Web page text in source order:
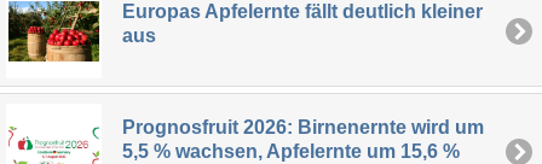
Europas Apfelernte fällt deutlich kleiner
aus
Prognosfruit 2026: Birnenernte wird um
5,5 % wachsen, Apfelernte um 15,6 %